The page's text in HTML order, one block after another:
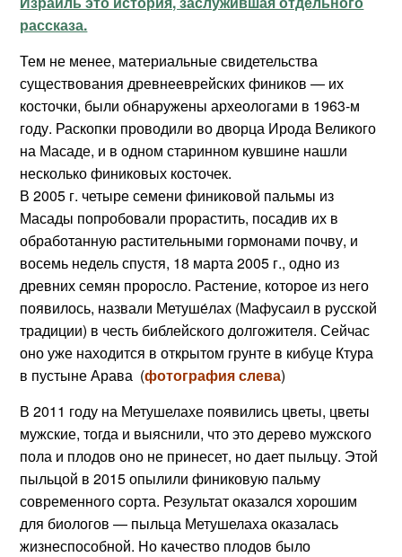
рассказа.
Тем не менее, материальные свидетельства
существования древнееврейских фиников — их
косточки, были обнаружены археологами в 1963-м
году. Раскопки проводили во дворца Ирода Великого
на Масаде, и в одном старинном кувшине нашли
несколько финиковых косточек.
В 2005 г. четыре семени финиковой пальмы из
Масады попробовали прорастить, посадив их в
обработанную растительными гормонами почву, и
восемь недель спустя, 18 марта 2005 г., одно из
древних семян проросло. Растение, которое из него
появилось, назвали Метуше́лах (Мафусаил в русской
традиции) в честь библейского долгожителя. Сейчас
оно уже находится в открытом грунте в кибуце Ктура
в пустыне Арава (фотография слева)
В 2011 году на Метушелахе появились цветы, цветы
мужские, тогда и выяснили, что это дерево мужского
пола и плодов оно не принесет, но дает пыльцу. Этой
пыльцой в 2015 опылили финиковую пальму
современного сорта. Результат оказался хорошим
для биологов — пыльца Метушелаха оказалась
жизнеспособной. Но качество плодов было